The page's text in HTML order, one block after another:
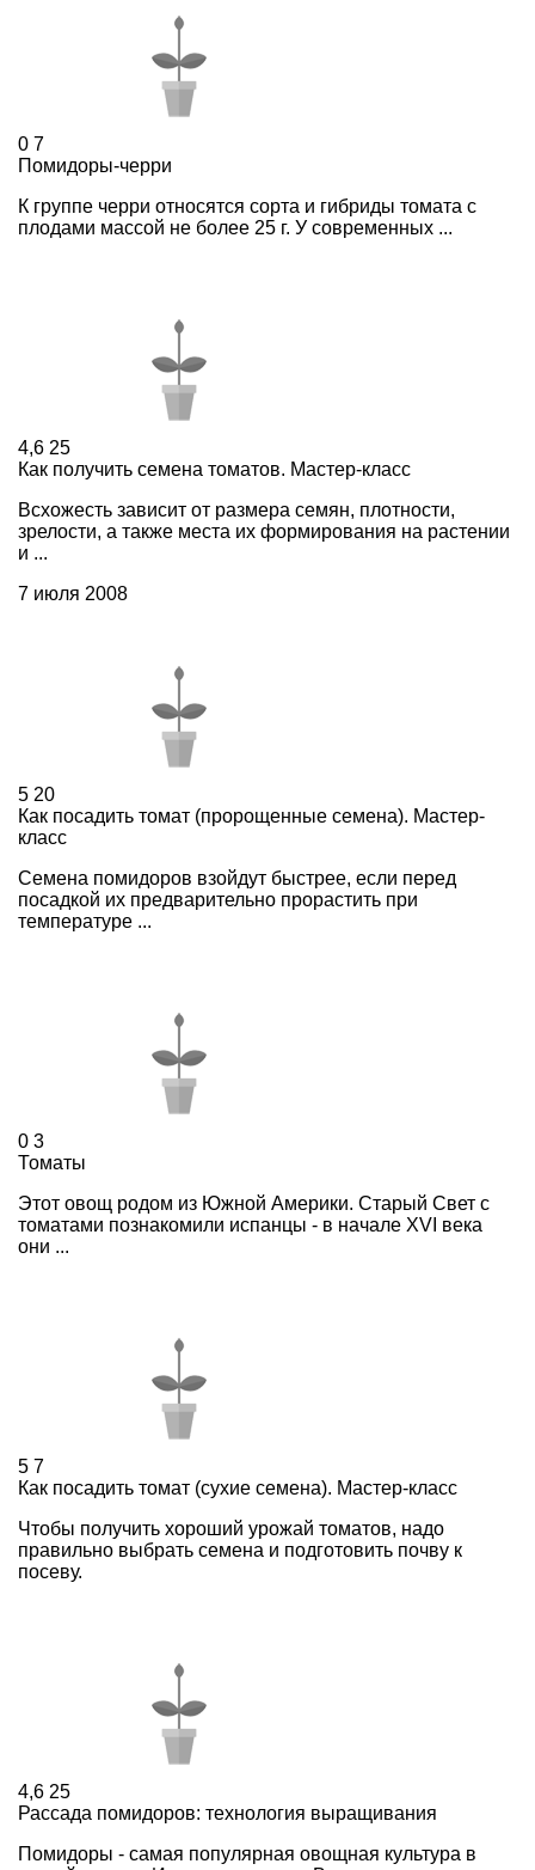
0 7
Помидоры-черри
К группе черри относятся сорта и гибриды томата с
плодами массой не более 25 г. У современных ...
4,6 25
Как получить семена томатов. Мастер-класс
Всхожесть зависит от размера семян, плотности,
зрелости, а также места их формирования на растении
и ...
7 июля 2008
5 20
Как посадить томат (пророщенные семена). Мастер-
класс
Семена помидоров взойдут быстрее, если перед
посадкой их предварительно прорастить при
температуре ...
0 3
Томаты
Этот овощ родом из Южной Америки. Старый Свет с
томатами познакомили испанцы - в начале XVI века
они ...
5 7
Как посадить томат (сухие семена). Мастер-класс
Чтобы получить хороший урожай томатов, надо
правильно выбрать семена и подготовить почву к
посеву.
4,6 25
Рассада помидоров: технология выращивания
Помидоры - самая популярная овощная культура в